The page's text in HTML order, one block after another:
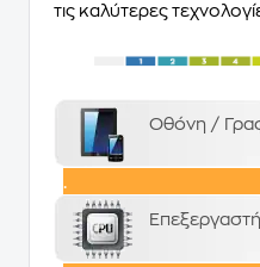
τις καλύτερες
Οθόνη /
.